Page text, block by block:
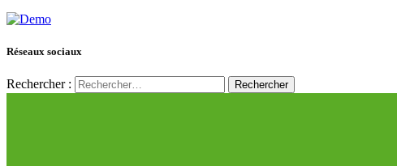
Réseaux sociaux
Rechercher :